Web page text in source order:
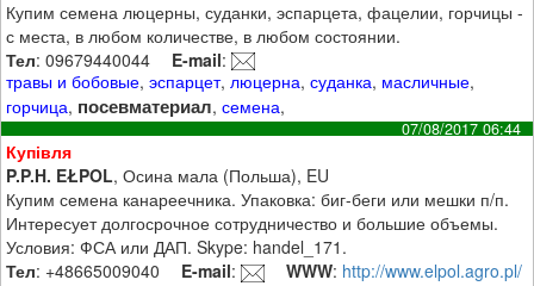
Купим семена люцерны, суданки, эспарцета, фацелии, горчицы -
с места, в любом количестве, в любом состоянии.
Тел: 09679440044 E-mail:
травы и бобовые,эспарцет, люцерна,суданка, масличные,
горчица, посевматериал,семена,
07/08/2017 06:44
Купівля
P.P.H. EŁPOL, Осина мала (Польша), EU
Купим семена канареечника. Упаковка: биг-беги или мешки п/п.
Интересует долгосрочное сотрудничество и большие объемы.
Условия: ФСА или ДАП. Skype: handel_171.
Тел: +48665009040 E-mail: WWW: http://www.elpol.agro.pl/